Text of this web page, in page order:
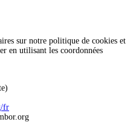
sur notre politique de cookies et
en utilisant les coordonnées
fr